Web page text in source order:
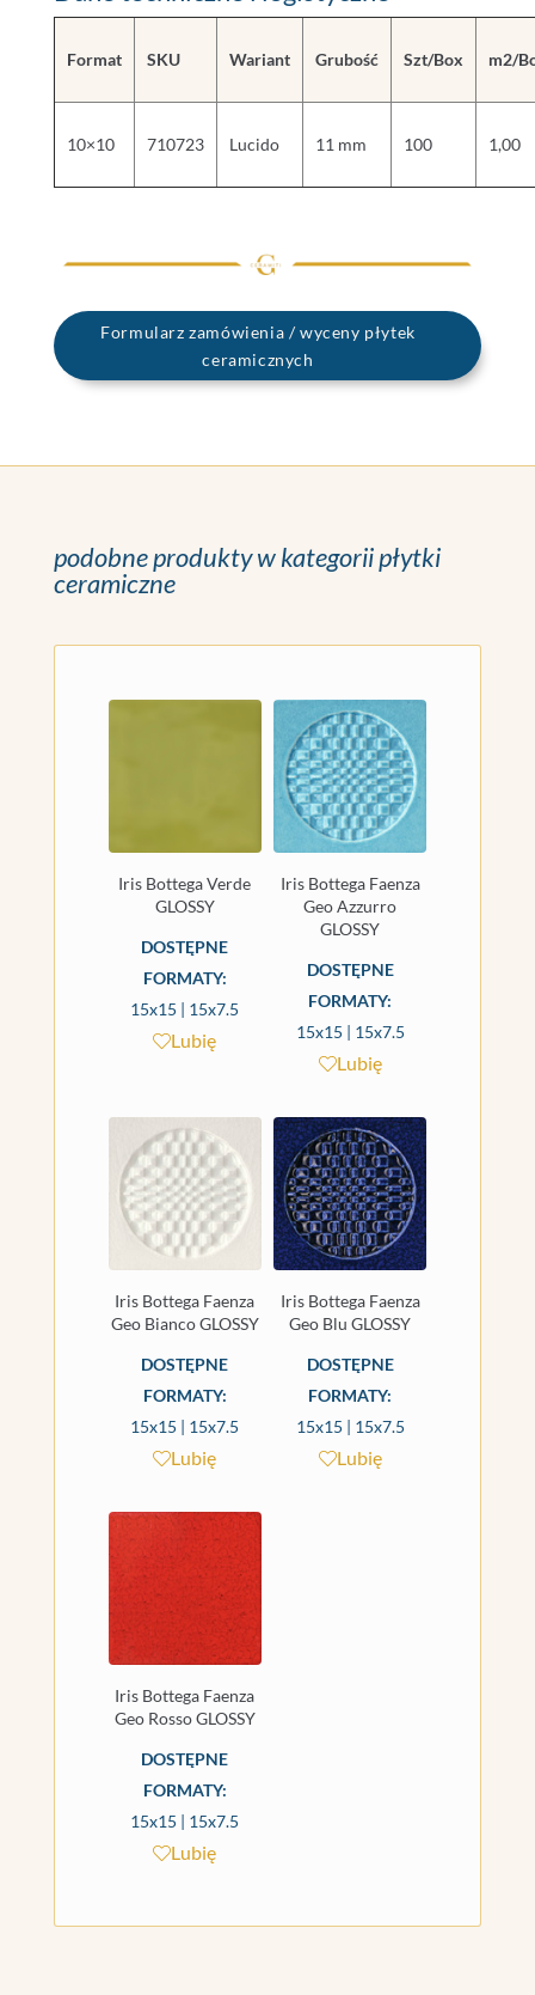
Format SKU Wariant Grubość Szt/Box m2/
10×10 710723 Lucido 11 mm 100 1,00
Formularz zamówienia / wyceny płytek
ceramicznych
podobne produkty w kategorii płytki
ceramiczne
Iris Bottega Verde
GLOSSY
DOSTĘPNE
FORMATY:
15x15 | 15x7.5
Lubię
Iris Bottega Faenza
Geo Azzurro
GLOSSY
DOSTĘPNE
FORMATY:
15x15 | 15x7.5
Lubię
Iris Bottega Faenza
Geo Bianco GLOSSY
DOSTĘPNE
FORMATY:
15x15 | 15x7.5
Lubię
Iris Bottega Faenza
Geo Blu GLOSSY
DOSTĘPNE
FORMATY:
15x15 | 15x7.5
Lubię
Iris Bottega Faenza
Geo Rosso GLOSSY
DOSTĘPNE
FORMATY:
15x15 | 15x7.5
Lubię